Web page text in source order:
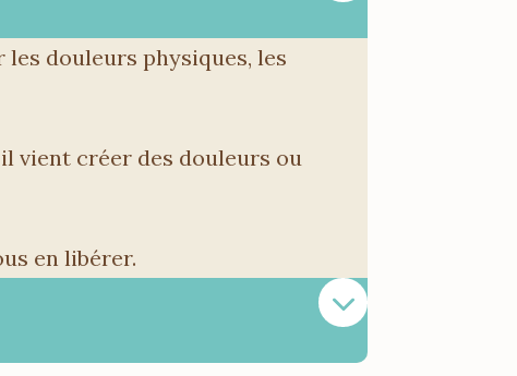
douleurs physiques, les
vient créer des douleurs ou
en libérer.